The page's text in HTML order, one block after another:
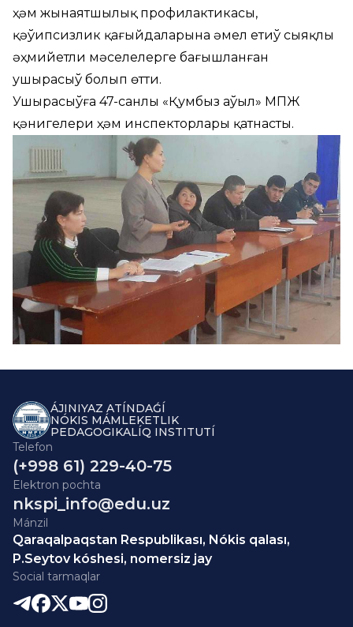
ҳәм жынаятшылық профилактикасы,
қәўипсизлик қағыйдаларына әмел етиў сыяқлы
әҳмийетли мәселелерге бағышланған
ушырасыў болып өтти.
Ушырасыўға 47-санлы «Қумбыз аўыл» МПЖ
қәнигелери ҳәм инспекторлары қатнасты.
ÁJINIYAZ ATÍNDAǴÍ
NÓKIS MÁMLEKETLIK
PEDAGOGIKALÍQ INSTITUTÍ
Telefon
(+998 61) 229-40-75
Elektron pochta
nkspi_info@edu.uz
Mánzil
Qaraqalpaqstan Respublikası, Nókis qalası,
P.Seytov kóshesi, nomersiz jay
Social tarmaqlar